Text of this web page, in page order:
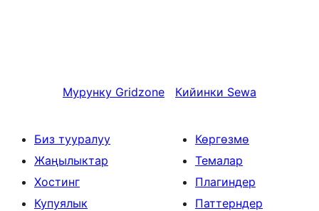
Мурунку Gridzone Кийинки Sewa
Биз тууралуу
Жаңылыктар
Хостинг
Купуялык
Көргөзмө
Темалар
Плагиндер
Паттерндер